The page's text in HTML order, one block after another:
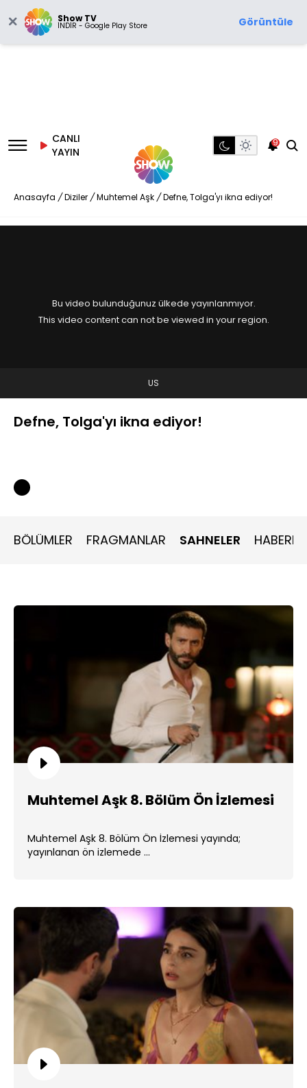
Show TV
İNDİR - Google Play Store Görüntüle
CANLI
YAYIN
9
Anasayfa / Diziler / Muhtemel Aşk / Defne, Tolga'yı ikna ediyor!
Bu video bulunduğunuz ülkede yayınlanmıyor.
This video content can not be viewed in your region.
US
Defne, Tolga'yı ikna ediyor!
BÖLÜMLER FRAGMANLAR SAHNELER
Muhtemel Aşk 8. Bölüm Ön İzlemesi
Muhtemel Aşk 8. Bölüm Ön İzlemesi yayında;
yayınlanan ön izlemede ...